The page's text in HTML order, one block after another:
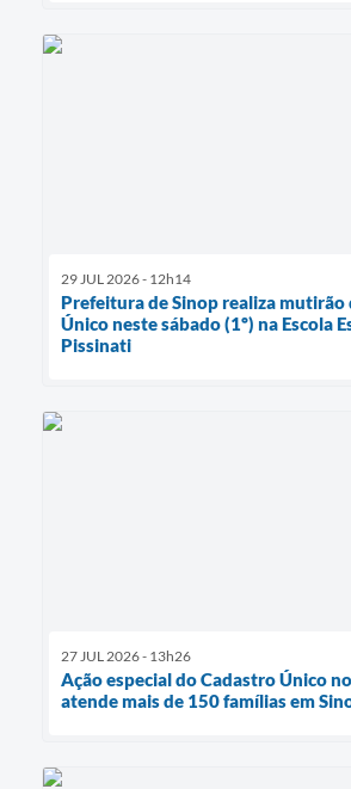
29 JUL 2026 - 12h14
Prefeitura de Sinop realiza mutirão
Único neste sábado (1º) na Escola
Pissinati
27 JUL 2026 - 13h26
Ação especial do Cadastro Único
atende mais de 150 famílias em